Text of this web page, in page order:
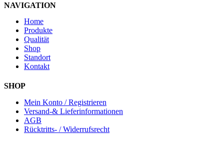
NAVIGATION
Home
Produkte
Qualität
Shop
Standort
Kontakt
SHOP
Mein Konto / Registrieren
Versand-& Lieferinformationen
AGB
Rücktritts- / Widerrufsrecht